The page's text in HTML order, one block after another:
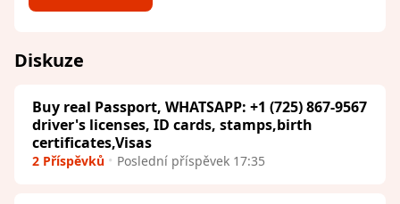
Diskuze
Buy real Passport, WHATSAPP: +1 (725) 867-9567
driver's licenses, ID cards, stamps,birth
certificates,Visas
2 Příspěvků Poslední příspěvek 17:35